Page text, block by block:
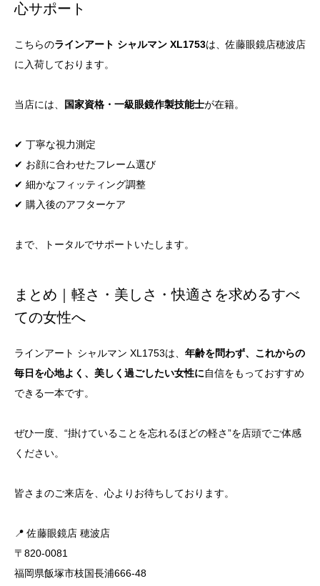
心サポート
こちらのラインアート シャルマン XL1753は、佐藤眼鏡店穂波店
に入荷しております。
当店には、 国家資格・一級眼鏡作製技能士が在籍。
✔ 丁寧な視力測定
✔ お顔に合わせたフレーム選び
✔ 細かなフィッティング調整
✔ 購入後のアフターケア
まで、トータルでサポートいたします。
まとめ｜軽さ・美しさ・快適さを求めるすべ
ての女性へ
ラインアート シャルマン XL1753は、 年齢を問わず、これからの
毎日を心地よく、美しく過ごしたい女性に自信をもっておすすめ
できる一本です。
ぜひ一度、“掛けていることを忘れるほどの軽さ”を店頭でご体感
ください。
皆さまのご来店を、心よりお待ちしております。
📍 佐藤眼鏡店 穂波店
〒820-0081
福岡県飯塚市枝国長浦666-48